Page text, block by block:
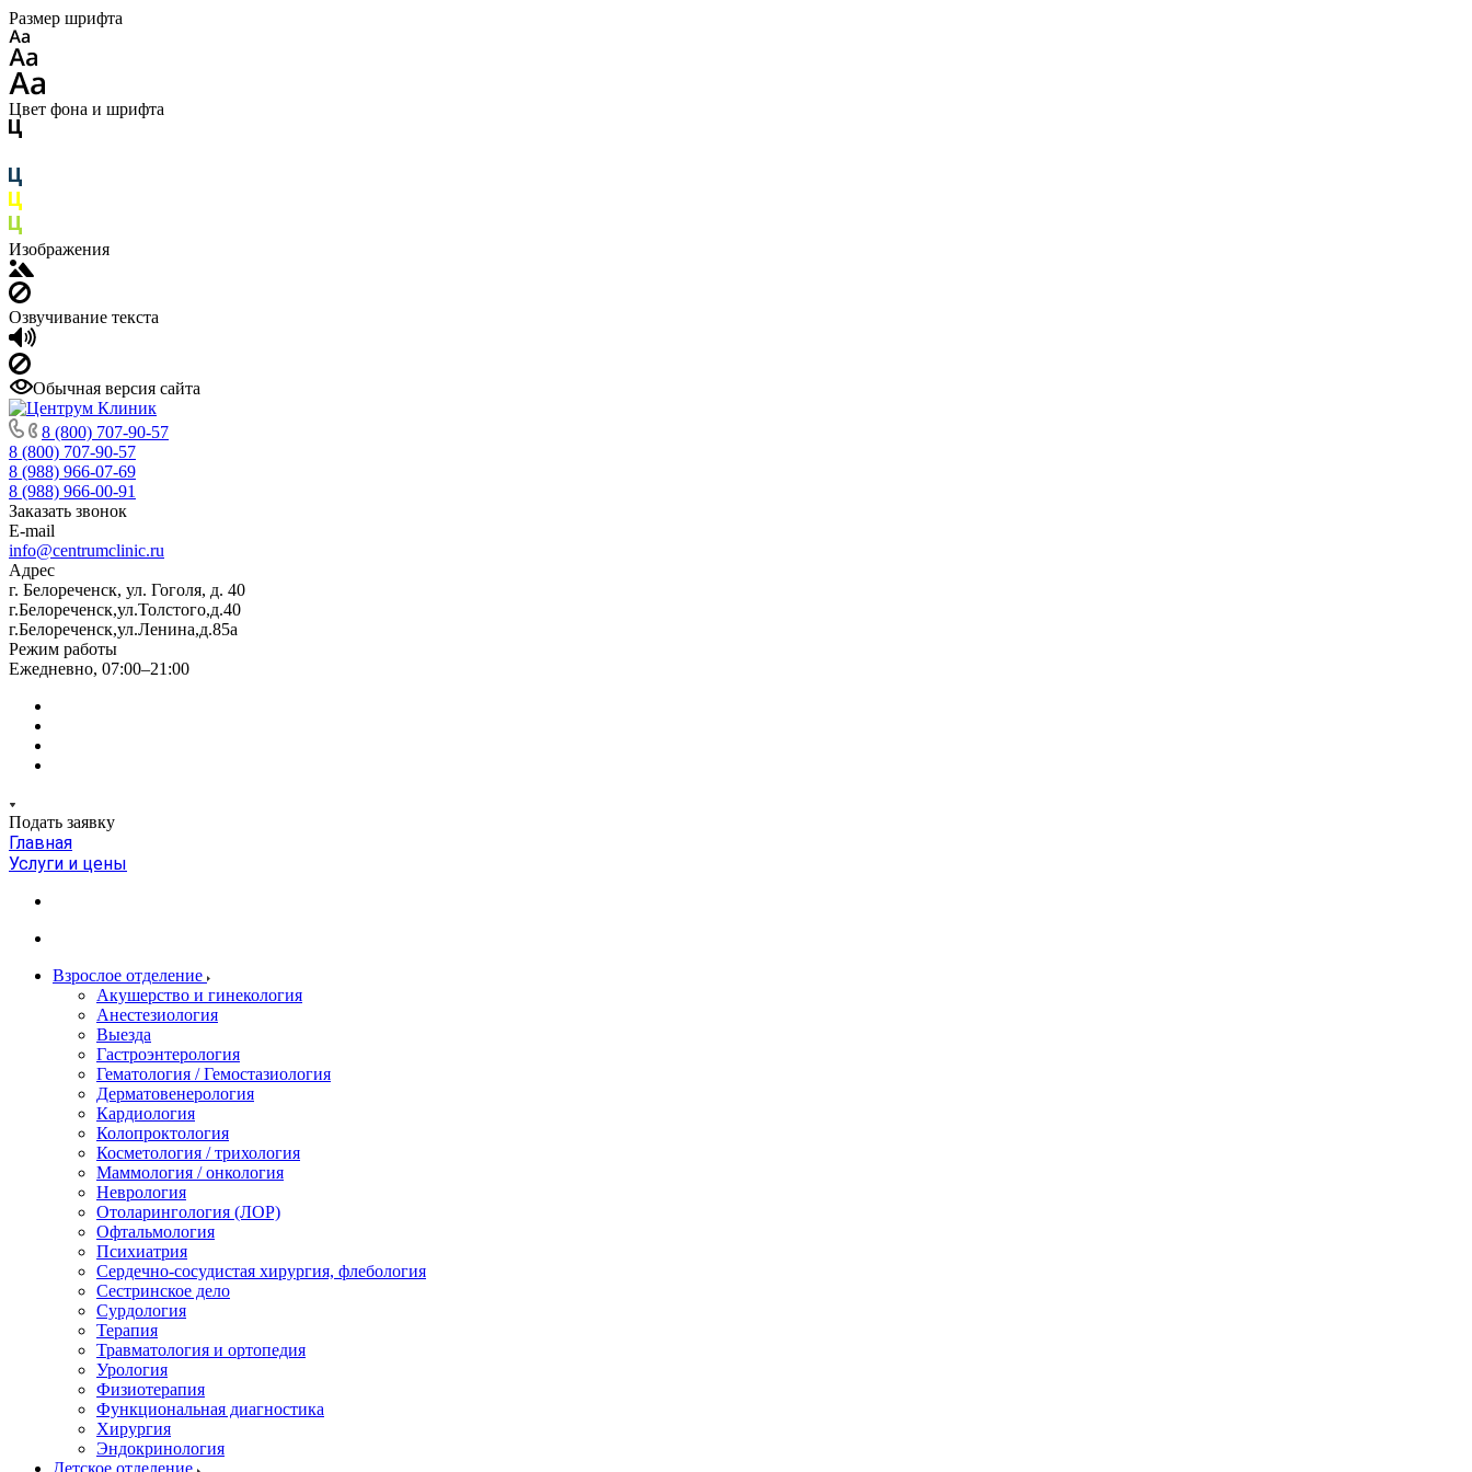
Размер шрифта
Цвет фона и шрифта
Изображения
Озвучивание текста
Обычная версия сайта
8 (800) 707-90-57
8 (800) 707-90-57
8 (988) 966-07-69
8 (988) 966-00-91
Заказать звонок
E-mail
info@centrumclinic.ru
Адрес
г. Белореченск, ул. Гоголя, д. 40
г.Белореченск,ул.Толстого,д.40
г.Белореченск,ул.Ленина,д.85а
Режим работы
Ежедневно, 07:00–21:00
Подать заявку
Главная
Услуги и цены
Взрослое отделение
Акушерство и гинекология
Анестезиология
Выезда
Гастроэнтерология
Гематология / Гемостазиология
Дерматовенерология
Кардиология
Колопроктология
Косметология / трихология
Маммология / онкология
Неврология
Отоларингология (ЛОР)
Офтальмология
Психиатрия
Сердечно-сосудистая хирургия, флебология
Сестринское дело
Сурдология
Терапия
Травматология и ортопедия
Урология
Физиотерапия
Функциональная диагностика
Хирургия
Эндокринология
Детское отделение